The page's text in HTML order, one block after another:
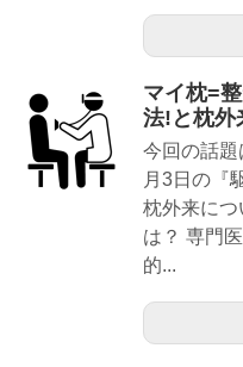
マイ枕=
法!と枕外
今回の話
月3日の『
枕外来につ
は？ 専門
的...